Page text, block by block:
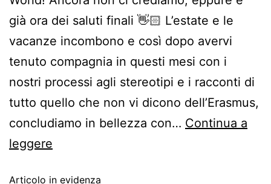
già ora dei saluti finali 👋🏻 L’estate e le
vacanze incombono e così dopo avervi
tenuto compagnia in questi mesi con i
nostri processi agli stereotipi e i racconti di
tutto quello che non vi dicono dell’Erasmus,
concludiamo in bellezza con… Continua a
leggere
Articolo in evidenza